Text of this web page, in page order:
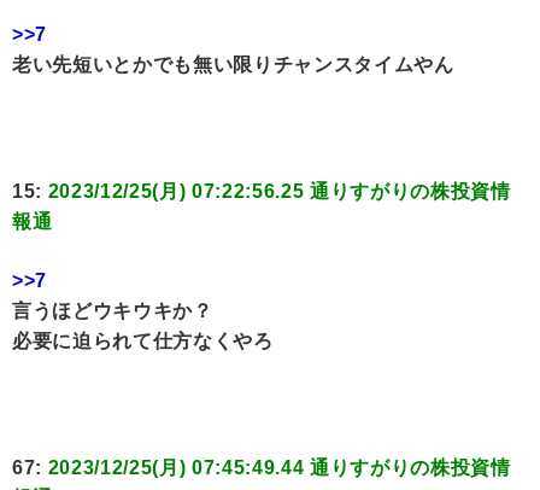
>>7
老い先短いとかでも無い限りチャンスタイムやん
15: 2023/12/25(月) 07:22:56.25 通りすがりの株投資情
報通
>>7
言うほどウキウキか？
必要に迫られて仕方なくやろ
67: 2023/12/25(月) 07:45:49.44 通りすがりの株投資情